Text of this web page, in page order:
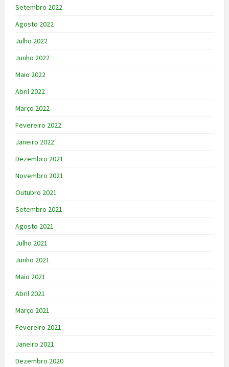
Setembro 2022
Agosto 2022
Julho 2022
Junho 2022
Maio 2022
Abril 2022
Março 2022
Fevereiro 2022
Janeiro 2022
Dezembro 2021
Novembro 2021
Outubro 2021
Setembro 2021
Agosto 2021
Julho 2021
Junho 2021
Maio 2021
Abril 2021
Março 2021
Fevereiro 2021
Janeiro 2021
Dezembro 2020